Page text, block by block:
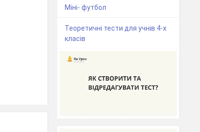
Міні- футбол
Теоретичні тести для учнів 4-х
класів